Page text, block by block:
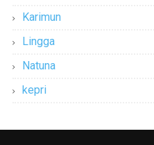
Karimun
Lingga
Natuna
kepri